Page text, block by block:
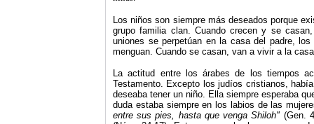
Los niños son siempre más deseados porque
grupo familia clan. Cuando crecen y se
uniones se perpetúan en la casa del padre,
menguan. Cuando se casan, van a vivir a la
La actitud entre los árabes de los tiempos
Testamento. Excepto los judíos cristianos,
deseaba tener un niño. Ella siempre esperaba
duda estaba siempre en los labios de las
entre sus pies, hasta que venga Shiloh" (Gen.